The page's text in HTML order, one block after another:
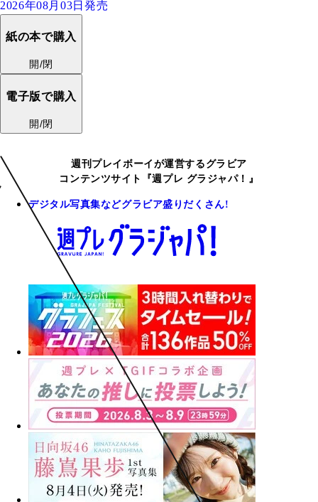
2026年08月03日発売
紙の本で購入
開/閉
電子版で購入
開/閉
週刊プレイボーイが運営するグラビア
コンテンツサイト『週プレ グラジャパ！』
デジタル写真集などグラビア盛りだくさん!